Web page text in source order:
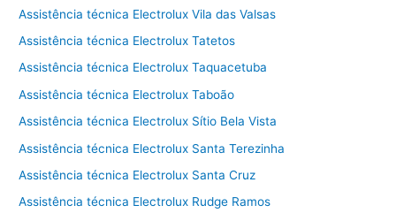
Assistência técnica Electrolux Vila das Valsas
Assistência técnica Electrolux Tatetos
Assistência técnica Electrolux Taquacetuba
Assistência técnica Electrolux Taboão
Assistência técnica Electrolux Sítio Bela Vista
Assistência técnica Electrolux Santa Terezinha
Assistência técnica Electrolux Santa Cruz
Assistência técnica Electrolux Rudge Ramos